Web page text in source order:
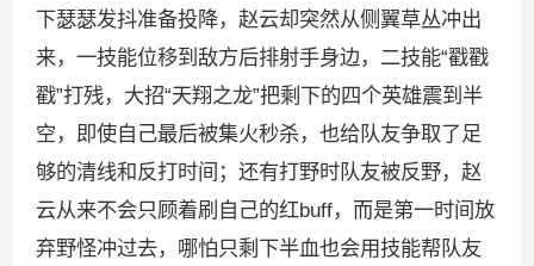
下瑟瑟发抖准备投降，赵云却突然从侧翼草丛冲出
来，一技能位移到敌方后排射手身边，二技能“戳戳
戳”打残，大招“天翔之龙”把剩下的四个英雄震到半
空，即使自己最后被集火秒杀，也给队友争取了足
够的清线和反打时间；还有打野时队友被反野，赵
云从来不会只顾着刷自己的红buff，而是第一时间放
弃野怪冲过去，哪怕只剩下半血也会用技能帮队友